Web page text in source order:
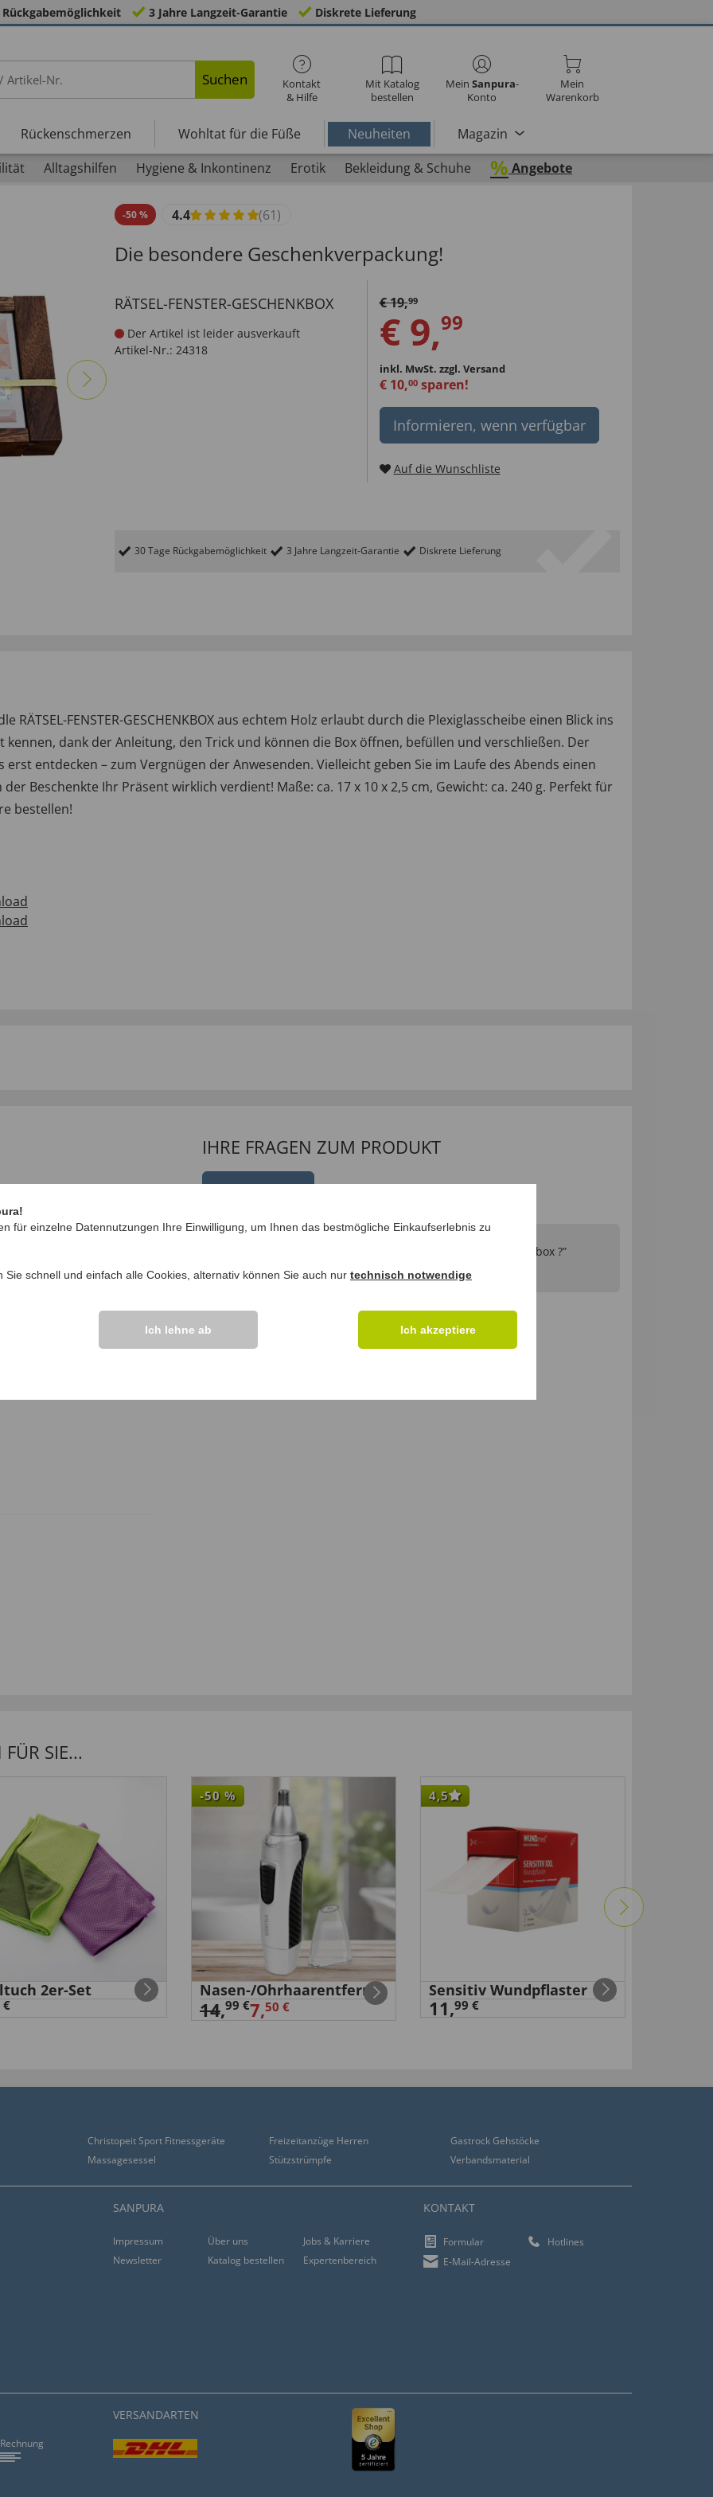
Rückgabemöglichkeit 3 Jahre Langzeit-Garantie Diskrete Lieferung
Suchen
Kontakt
& Hilfe
Mit Katalog
bestellen
Mein Sanpura-
Konto
Mein
Warenkorb
Rückenschmerzen Wohltat für die Füße Neuheiten
Magazin
Alltagshilfen Hygiene & Inkontinenz Erotik Bekleidung & Schuhe % Angebote
-50% 4.4 (61)
Die besondere Geschenkverpackung!
RÄTSEL-FENSTER-GESCHENKBOX
Der Artikel ist leider ausverkauft
Artikel-Nr.: 24318
€19,99
€ 9,99
inkl. MwSt. zzgl. Versand
€ 10,00sparen!
Informieren, wenn verfügbar
Auf die Wunschliste
30 Tage Rückgabemöglichkeit 3 Jahre Langzeit-Garantie Diskrete Lieferung
RÄTSEL-FENSTER-GESCHENKBOX aus echtem Holz erlaubt durch die Plexiglasscheibe einen Blick ins
kennen, dank der Anleitung, den Trick und können die Box öffnen, befüllen und verschließen. Der
entdecken – zum Vergnügen der Anwesenden. Vielleicht geben Sie im Laufe des Abends einen
Beschenkte Ihr Präsent wirklich verdient! Maße: ca. 17 x 10 x 2,5 cm, Gewicht: ca. 240 g. Perfekt für
bestellen!
>>
bis 50 Euroscheine. ”
IHRE FRAGEN ZUM PRODUKT
Frage stellen
“Wann gibt es eine Neuauflage der Rätsel-Fenster-Geschenkbox ?”
“24318 ist leider Ausverkauft.Alternativartikel 39909”
antwortete EUROtops am 28.04.2017 10:47:20
SIE...
2er-Set
€
-50 %
Nasen-/Ohrhaarentferner
14,99 €7,50 €
4,5
Sensitiv Wundpflaster
11,99 €
Christopeit Sport Fitnessgeräte Freizeitanzüge Herren
Gastrock Gehstöcke
Massagesessel Stützstrümpfe Verbandsmaterial
SANPURA
Impressum Über uns
Jobs & Karriere
Newsletter
Katalog bestellen Expertenbereich
KONTAKT
Formular
Hotlines
E-Mail-Adresse
Rechnung
VERSANDARTEN
für einzelne Datennutzungen Ihre Einwilligung, um Ihnen das bestmögliche Einkaufserlebnis zu
Sie schnell und einfach alle Cookies, alternativ können Sie auch nur technisch notwendige
Ich lehne ab Ich akzeptiere